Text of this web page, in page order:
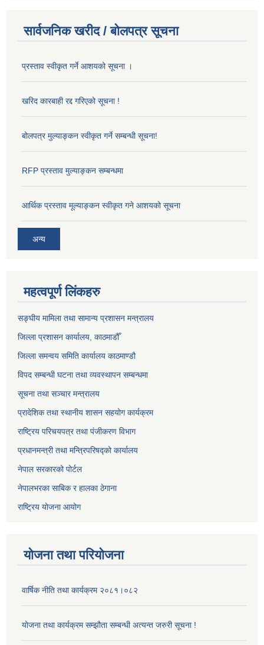
सार्वजनिक खरीद / बोलपत्र सूचना
प्रस्ताव स्वीकृत गर्ने आशयको सूचना ।
खरिद कारबाही रद्द गरिएको सूचना !
बोलपत्र मुल्याङ्कन स्वीकृत गर्ने सम्बन्धी सूचना!
RFP प्रस्ताव मुल्याङ्कन सम्बन्धमा
आर्थिक प्रस्ताव मूल्याङ्कन स्वीकृत गने आशयको सूचना
अन्य
महत्वपूर्ण लिंकहरु
सङ्‍घीय मामिला तथा सामान्य प्रशासन मन्त्रालय
जिल्ला प्रशासन कार्यालय, काठमाडौँ
जिल्ला समन्वय समिति कार्यालय काठमाण्ड‌ौ
विपद सम्बन्धी घटना तथा व्यवस्थापन सम्बन्धमा
सूचना तथा सञ्चार मन्त्रालय
प्रादेशिक तथा स्थानीय शासन सहयोग कार्यक्रम
राष्ट्रिय परिचयपत्र तथा पंजीकरण विभाग
प्रधानमन्त्री तथा मन्त्रिपरिषद्को कार्यालय
नेपाल सरकारको पोर्टल
नेपालभरका साबिक र हालका ठेगाना
राष्ट्रिय योजना आयोग
योजना तथा परियोजना
वार्षिक नीति तथा कार्यक्रम २०८१।०८२
योजना तथा कार्यक्रम सम्झौता सम्बन्धी अत्यन्त जरुरी सूचना !